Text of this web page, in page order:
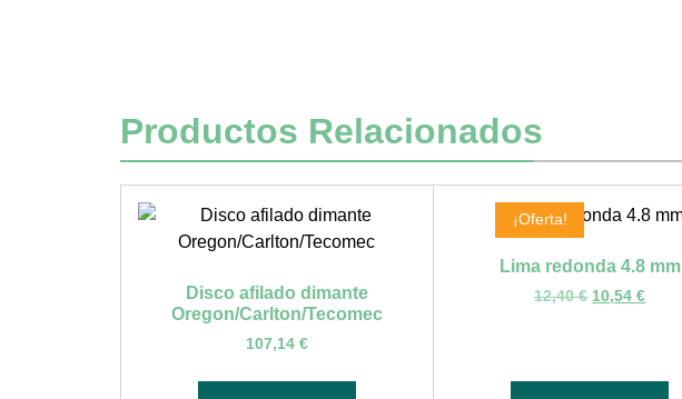
Productos Relacionados
Disco afilado dimante
Oregon/Carlton/Tecomec
107,14 €
¡Oferta!
Lima redonda 4.8 mm
12,40€ 10,54€